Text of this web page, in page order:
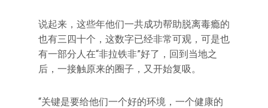
说起来，这些年他们一共成功帮助脱离毒瘾的
也有三四十个，这数字已经非常可观，可是也
有一部分人在“非拉铁非”好了，回到当地之
后，一接触原来的圈子，又开始复吸。
“关键是要给他们一个好的环境，一个健康的